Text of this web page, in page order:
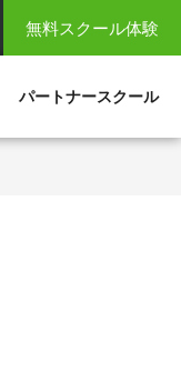
無料スクール体験
パートナースクール